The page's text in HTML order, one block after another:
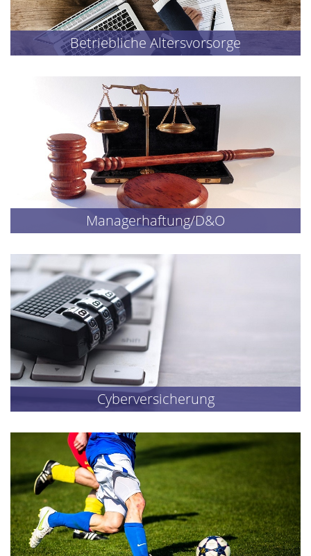
Betriebliche Altersvorsorge
Managerhaftung/D&O
Cyberversicherung